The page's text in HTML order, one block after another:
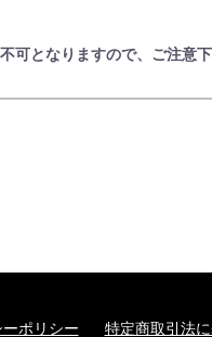
可となりますので、ご注意下
ポリシー 特定商取引法